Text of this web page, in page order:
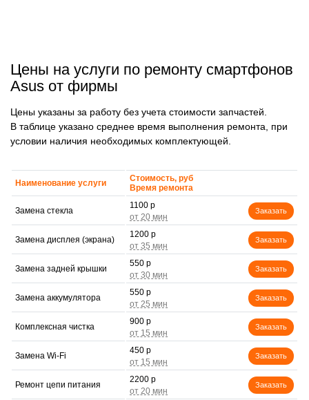
Цены на услуги по ремонту смартфонов
Asus от фирмы
Цены указаны за работу без учета стоимости запчастей.
В таблице указано среднее время выполнения ремонта, при
условии наличия необходимых комплектующей.
Наименование услуги
Стоимость, руб
Время ремонта
Замена стекла
1100 р
Заказать
Замена дисплея (экрана)
1200 р
Заказать
Замена задней крышки
550 р
Заказать
Замена аккумулятора
550 р
Заказать
Комплексная чистка
900 р
Заказать
Замена Wi-Fi
450 р
Заказать
Ремонт цепи питания
2200 р
Заказать